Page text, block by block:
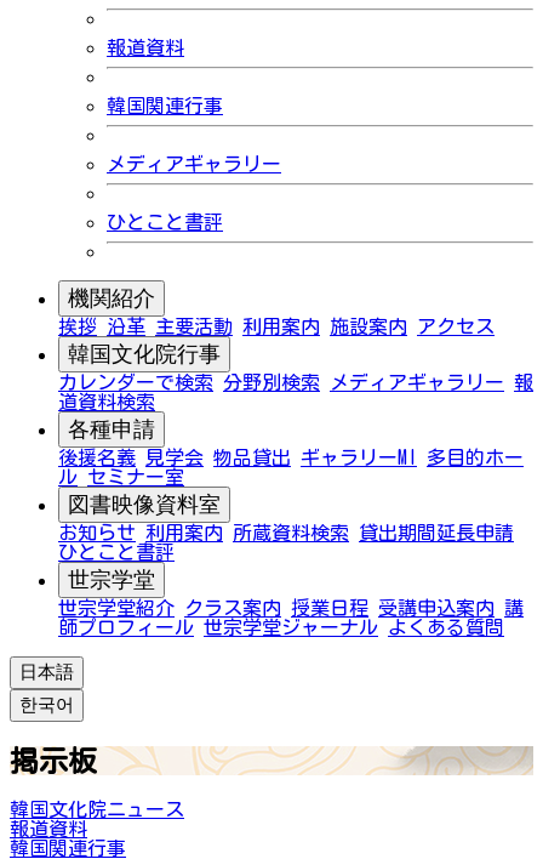
報道資料
韓国関連行事
メディアギャラリー
ひとこと書評
機関紹介
挨拶 沿革 主要活動 利用案内 施設案内 アクセス
韓国文化院行事
カレンダーで検索 分野別検索 メディアギャラリー 報
道資料検索
各種申請
後援名義 見学会 物品貸出 ギャラリーMI
多目的ホー
ル セミナー室
図書映像資料室
お知らせ 利用案内 所蔵資料検索
貸出期間延長申請
ひとこと書評
世宗学堂
世宗学堂紹介 クラス案内 授業日程 受講申込案内 講
師プロフィール 世宗学堂ジャーナル よくある質問
日本語
한국어
掲示板
韓国文化院ニュース
報道資料
韓国関連行事